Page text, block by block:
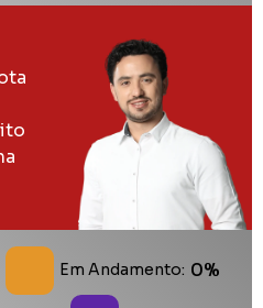
Em Andamento: 0%